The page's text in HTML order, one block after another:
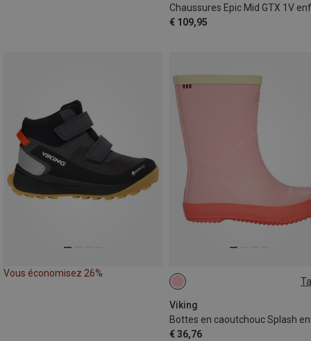
Chaussures Epic Mid GTX 1V
€ 109,95
Vous économisez 26%
Viking
€ 36,76